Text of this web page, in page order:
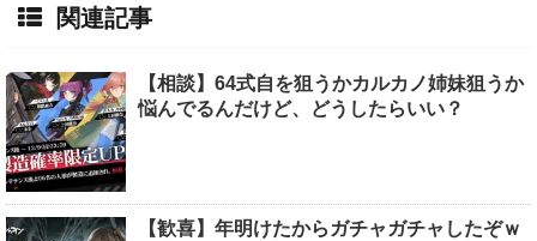
関連記事
【相談】64式自を狙うかカルカノ姉妹狙うか
悩んでるんだけど、どうしたらいい？
【歓喜】年明けたからガチャガチャしたぞｗ